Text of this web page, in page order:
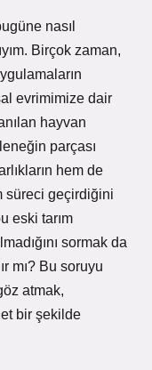
nasıl
Birçok zaman,
evrimimize dair
hayvan
parçası
hem de
süreci geçirdiğini
eski tarım
sormak da
mı? Bu soruyu
atmak,
bir şekilde